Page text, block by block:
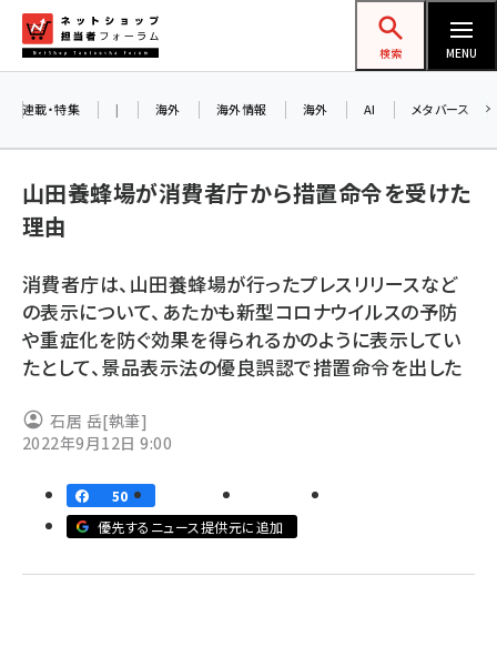
ン
ネットショップ担当者フォーラム
検索 MENU
yahoo (1906)
楽天 (1874)
ecbeing (1210)
アスクル (1122)
base (1081)
ビィ・フォアード (776)
revico (744)
連載・特集 | 海外 海外情報 海外 AI メタバース
山田養蜂場が消費者庁から措置命令を受けた
理由
消費者庁は、山田養蜂場が行ったプレスリリースなど
の表示について、あたかも新型コロナウイルスの予防
や重症化を防ぐ効果を得られるかのように表示してい
たとして、景品表示法の優良誤認で措置命令を出した
石居 岳[執筆]
2022年9月12日 9:00
50
優先するニュース提供元に追加
ア